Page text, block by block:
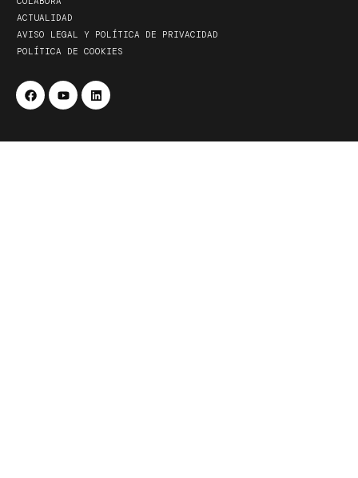
ACTUALIDAD
AVISO LEGAL Y POLÍTICA DE PRIVACIDAD
POLÍTICA DE COOKIES